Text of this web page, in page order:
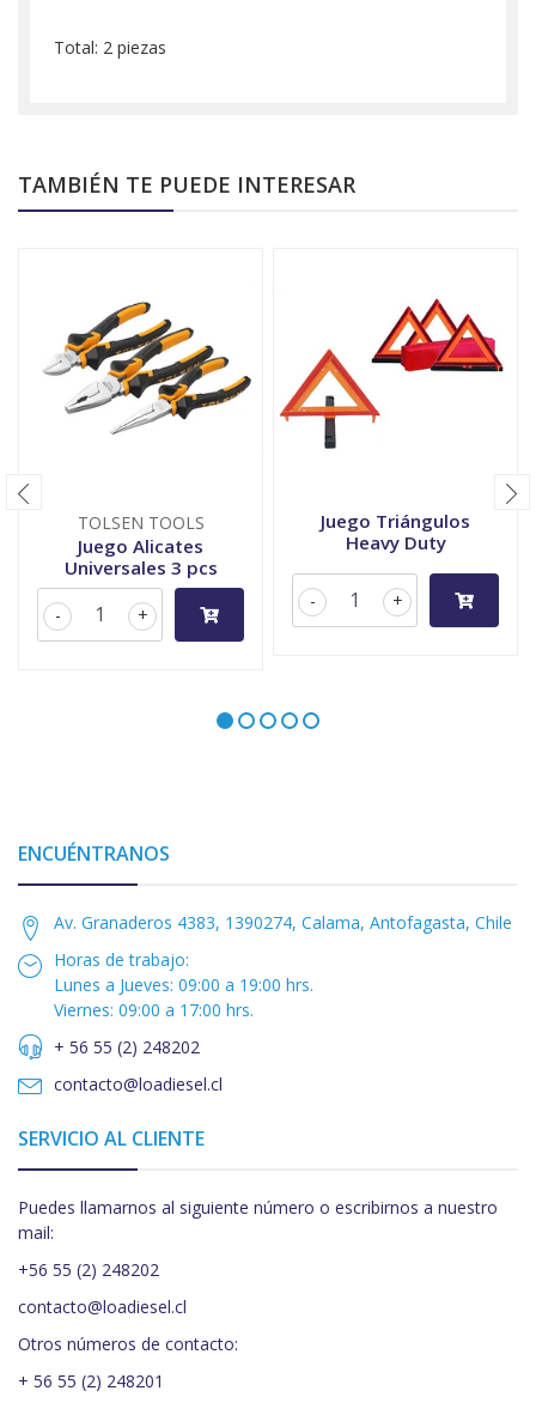
Total: 2 piezas
TAMBIÉN TE PUEDE INTERESAR
TOLSEN TOOLS
Juego Alicates
Universales 3 pcs
+
-
Juego Triángulos
Heavy Duty
+
-
ENCUÉNTRANOS
Av. Granaderos 4383, 1390274, Calama, Antofagasta, Chile
Horas de trabajo:
Lunes a Jueves: 09:00 a 19:00 hrs.
Viernes: 09:00 a 17:00 hrs.
+ 56 55 (2) 248202
contacto@loadiesel.cl
SERVICIO AL CLIENTE
Puedes llamarnos al siguiente número o escribirnos a nuestro
mail:
+56 55 (2) 248202
contacto@loadiesel.cl
Otros números de contacto:
+ 56 55 (2) 248201